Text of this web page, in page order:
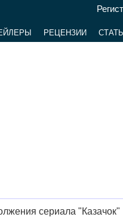
РЕЦЕНЗИИ
сериала "Казачок"